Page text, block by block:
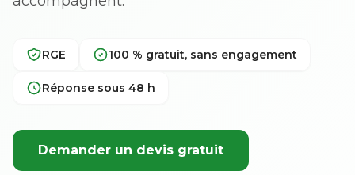
RGE 100 % gratuit, sans engagement
Réponse sous 48 h
Demander un devis gratuit